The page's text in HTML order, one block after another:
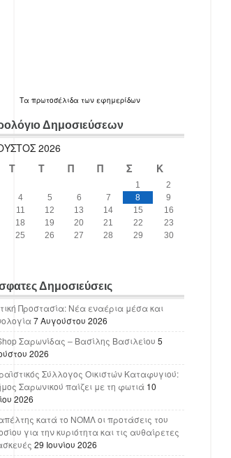
Τα πρωτοσέλιδα των εφημερίδων
Δημοσιεύσεων
2026
Τ Τ Π Π Σ Κ
1
2
4 5 6 7 8
9
11 12 13 14 15
16
18 19 20 21 22
23
25 26 27 28 29
30
Δημοσιεύσεις
Προστασία: Νέα εναέρια μέσα και
7 Αυγούστου 2026
Σαρωνίδας – Βασίλης Βασιλείου 5
2026
Σύλλογος Οικιστών Καταφυγιού:
Σαρωνικού παίζει με τη φωτιά 10
2026
κατά το ΝΟΜΛ οι προτάσεις του
για την κυριότητα και τις αυθαίρετες
29 Ιουνίου 2026